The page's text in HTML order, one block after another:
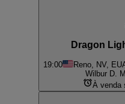
Dragon
19:00 Reno, NV,
Wilbur D.
À venda